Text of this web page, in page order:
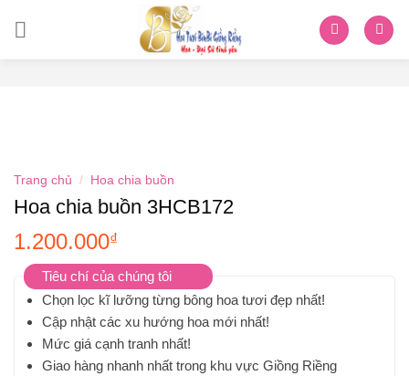
Trang chủ / Hoa chia buồn
Hoa chia buồn 3HCB172
1.200.000₫
Tiêu chí của chúng tôi
Chọn lọc kĩ lưỡng từng bông hoa tươi đẹp nhất!
Cập nhật các xu hướng hoa mới nhất!
Mức giá cạnh tranh nhất!
Giao hàng nhanh nhất trong khu vực Giồng Riềng